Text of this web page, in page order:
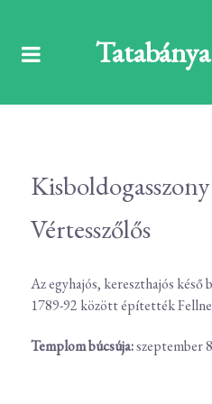
Vértesszőlős
Az egyhajós, kereszthajós
1789-92 között építették
Templom búcsúja:szeptember